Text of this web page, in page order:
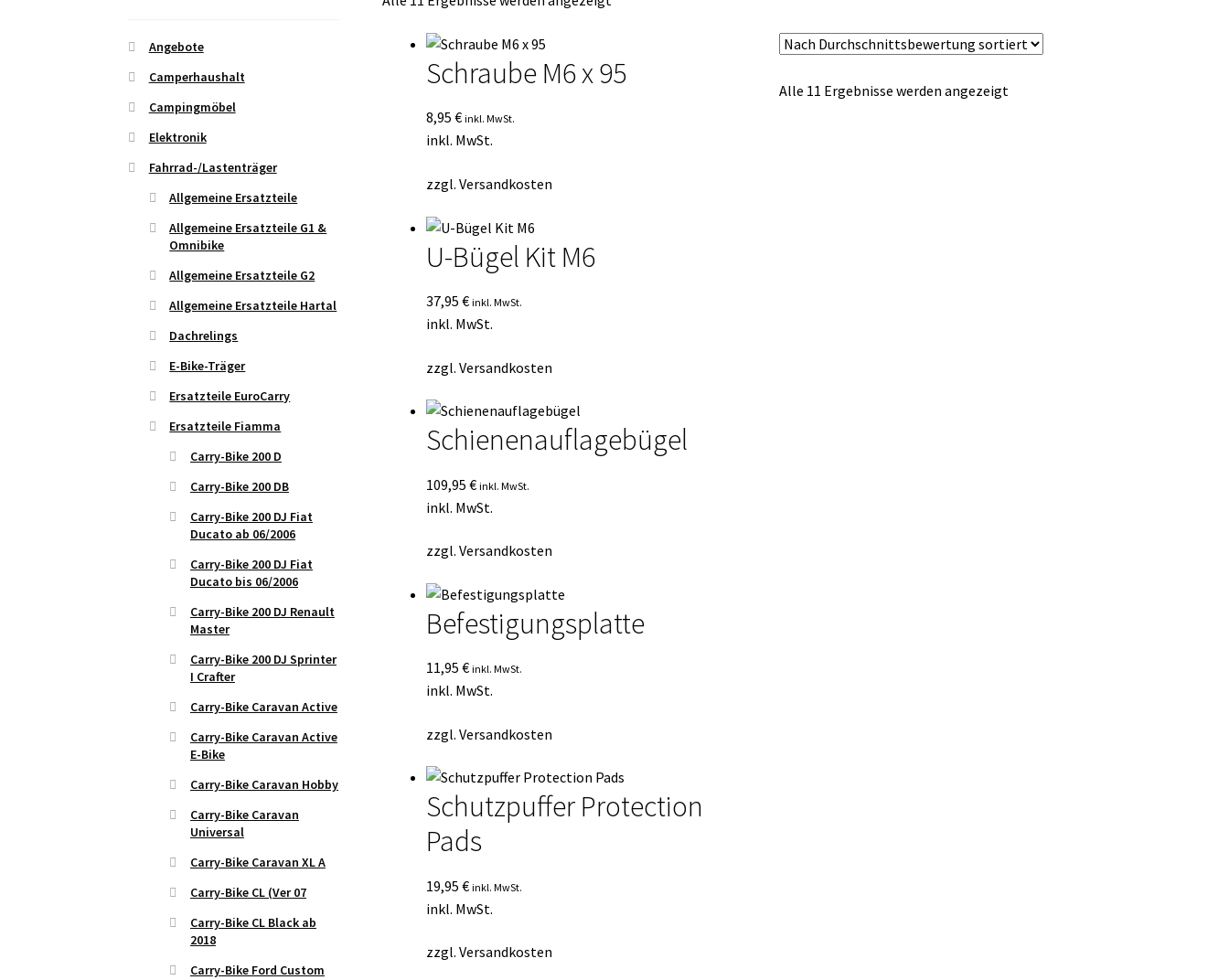
Schraube M6 x 95
8,95 € inkl. MwSt.
inkl. MwSt.
zzgl. Versandkosten
U-Bügel Kit M6
37,95 € inkl. MwSt.
inkl. MwSt.
zzgl. Versandkosten
Schienenauflagebügel
109,95 € inkl. MwSt.
inkl. MwSt.
zzgl. Versandkosten
Befestigungsplatte
11,95 € inkl. MwSt.
inkl. MwSt.
zzgl. Versandkosten
Schutzpuffer Protection
Pads
19,95 € inkl. MwSt.
inkl. MwSt.
zzgl. Versandkosten
Alle 11 Ergebnisse werden angezeigtNach
Angebote
Camperhaushalt
Campingmöbel
Elektronik
Fahrrad-/Lastenträger
Allgemeine Ersatzteile
Allgemeine Ersatzteile G1 &
Omnibike
Allgemeine Ersatzteile G2
Allgemeine Ersatzteile Hartal
Dachrelings
E-Bike-Träger
Ersatzteile EuroCarry
Ersatzteile Fiamma
Carry-Bike 200 D
Carry-Bike 200 DB
Carry-Bike 200 DJ Fiat
Ducato ab 06/2006
Carry-Bike 200 DJ Fiat
Ducato bis 06/2006
Carry-Bike 200 DJ Renault
Master
Carry-Bike 200 DJ Sprinter
I Crafter
Carry-Bike Caravan Active
Carry-Bike Caravan Active
E-Bike
Carry-Bike Caravan Hobby
Carry-Bike Caravan
Universal
Carry-Bike Caravan XL A
Carry-Bike CL (Ver 07
Carry-Bike CL Black ab
2018
Carry-Bike Ford Custom